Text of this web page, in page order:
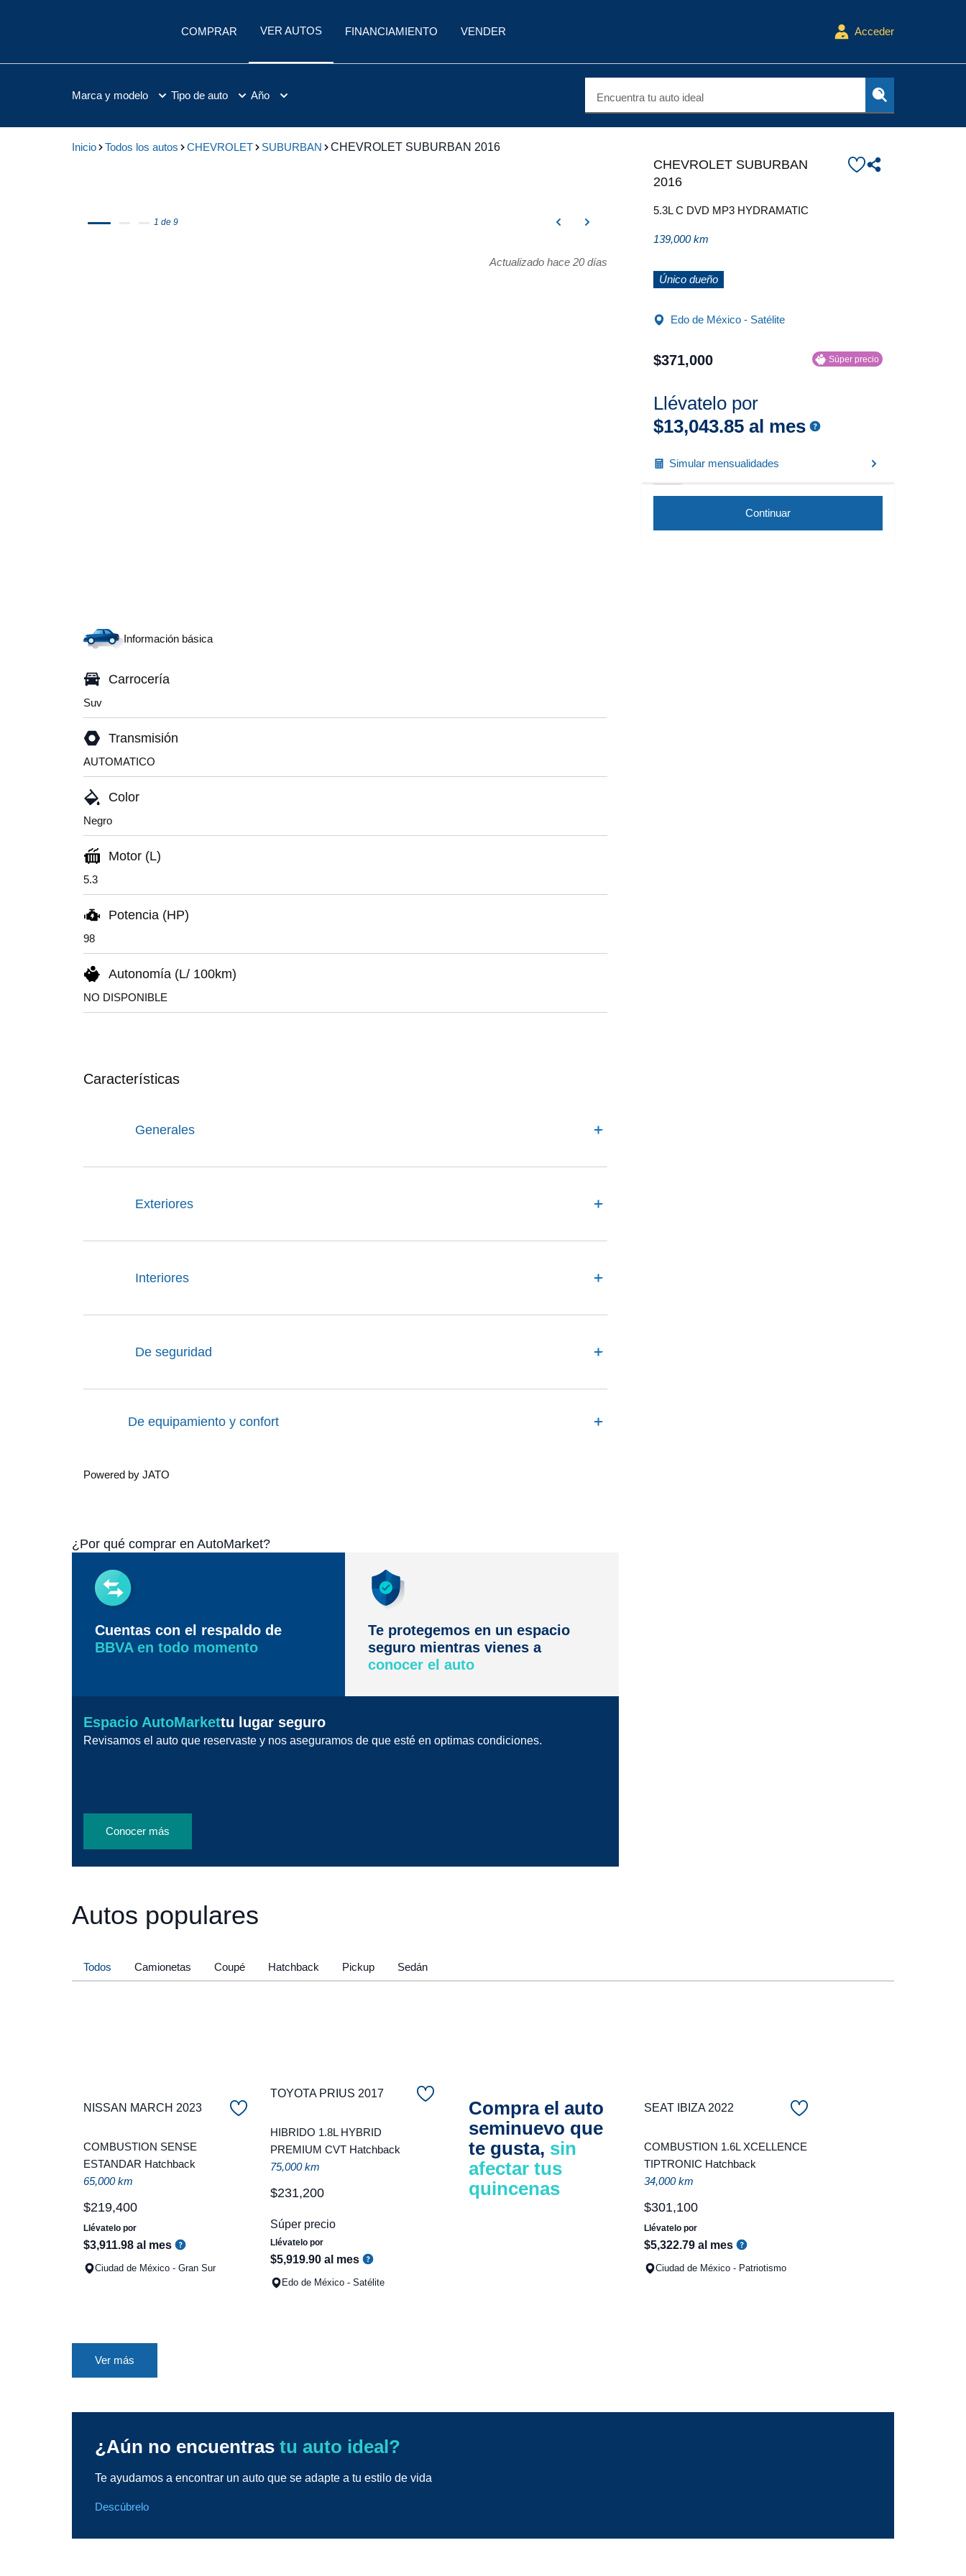
COMPRAR VER AUTOS FINANCIAMIENTO VENDER Acceder
Marca y modelo Tipo de auto Año Encuentra tu auto ideal
Inicio Todos los autos CHEVROLET SUBURBAN CHEVROLET SUBURBAN 2016
1 de 9
Actualizado hace 20 días
CHEVROLET SUBURBAN
2016
5.3L C DVD MP3 HYDRAMATIC
139,000 km
Único dueño
Edo de México - Satélite
$371,000 Súper precio
Llévatelo por
$13,043.85al mes
Simular mensualidades
Continuar
Información básica
Carrocería
Suv
Transmisión
AUTOMATICO
Color
Negro
Motor (L)
5.3
Potencia (HP)
98
Autonomía (L/ 100km)
NO DISPONIBLE
Características
Generales
Exteriores
Interiores
De seguridad
De equipamiento y confort
Powered by JATO
¿Por qué comprar en AutoMarket?
Cuentas con el respaldo de
BBVA en todo momento
Te protegemos en un espacio
seguro mientras vienes a
conocer el auto
Espacio AutoMarkettu lugar seguro
Revisamos el auto que reservaste y nos aseguramos de que esté en optimas condiciones.
Conocer más
Autos populares
Todos Camionetas Coupé Hatchback Pickup Sedán
NISSAN MARCH 2023
COMBUSTION SENSE
ESTANDAR Hatchback
65,000 km
$219,400
Llévatelo por
$3,911.98 al mes
Ciudad de México - Gran Sur
TOYOTA PRIUS 2017
HIBRIDO 1.8L HYBRID
PREMIUM CVT Hatchback
75,000 km
$231,200
Súper precio
Llévatelo por
$5,919.90 al mes
Edo de México - Satélite
Compra el auto
seminuevo que
te gusta, sin
afectar tus
quincenas
SEAT IBIZA 2022
COMBUSTION 1.6L XCELLENCE
TIPTRONIC Hatchback
34,000 km
$301,100
Llévatelo por
$5,322.79 al mes
Ciudad de México - Patriotismo
Ver más
¿Aún no encuentras tu auto ideal?
Te ayudamos a encontrar un auto que se adapte a tu estilo de vida
Descúbrelo